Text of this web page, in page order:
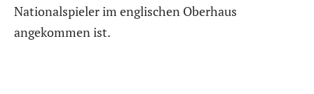
Nationalspieler im englischen Oberhaus
angekommen ist.